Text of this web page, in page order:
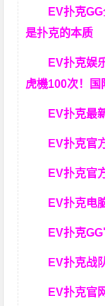
EV扑克GG
是扑克的本质
EV扑克娱
虎機100次！国
EV扑克最
EV扑克官
EV扑克官
EV扑克电
EV扑克
EV扑克战
EV扑克官